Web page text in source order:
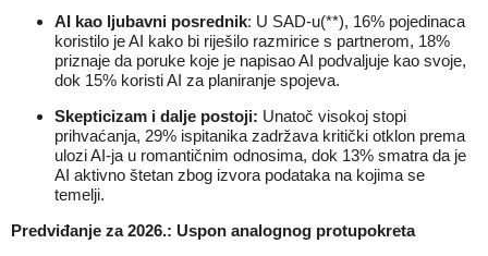
AI kao ljubavni posrednik: U SAD-u(**), 16% pojedinaca
koristilo je AI kako bi riješilo razmirice s partnerom, 18%
priznaje da poruke koje je napisao AI podvaljuje kao svoje,
dok 15% koristi AI za planiranje spojeva.
Skepticizam i dalje postoji: Unatoč visokoj stopi
prihvaćanja, 29% ispitanika zadržava kritički otklon prema
ulozi AI-ja u romantičnim odnosima, dok 13% smatra da je
AI aktivno štetan zbog izvora podataka na kojima se
temelji.
Predviđanje za 2026.: Uspon analognog protupokreta